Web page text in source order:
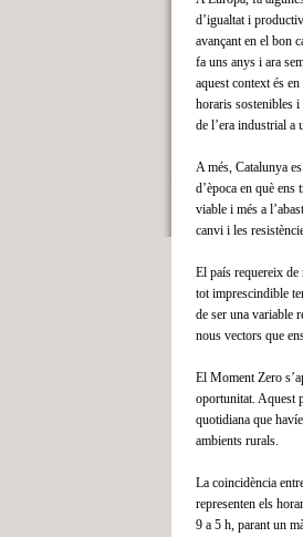
d’igualtat i
avançant en el bon
fa uns anys i ara
aquest context és
horaris sostenibles
de l’era industrial a
A més, Catalunya
d’època en què
viable i més a
canvi i les
El país requereix
tot imprescindible
de ser una variable
nous vectors que
El Moment Zero
oportunitat. Aquest
quotidiana que
ambients rurals.
La coincidència
representen els
9 a 5 h, parant un